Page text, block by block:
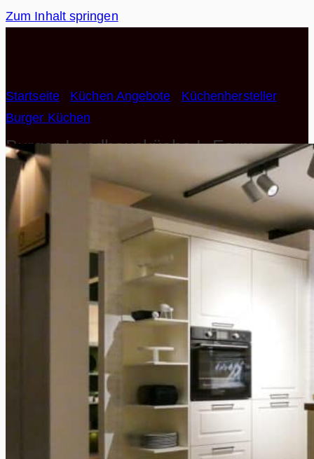
Zum Inhalt springen
Startseite Küchen Angebote Küchenhersteller
Burger Küchen
Burger Landhausküche L-Form